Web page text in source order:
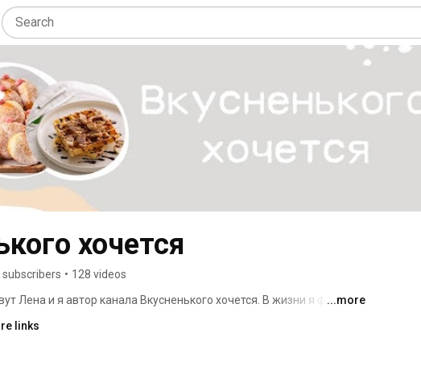
хочется
subscribers • 128 videos
Лена и я автор канала Вкусненького хочется. В жизни я фуд-...more
links